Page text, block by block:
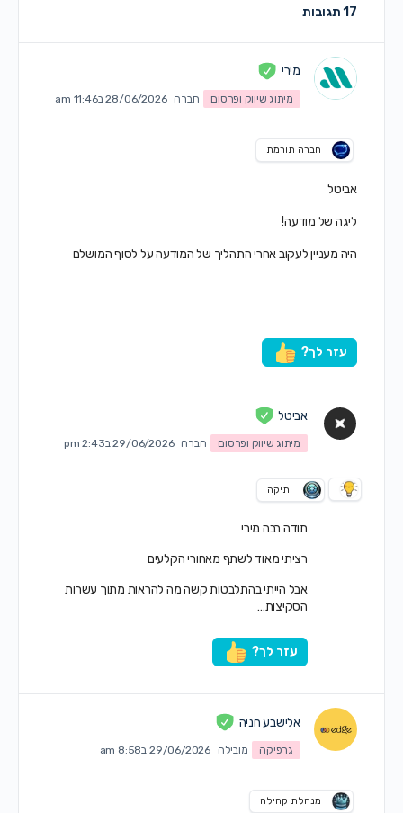
17 תגובות
מירי
מיתוג שיווק ופרסום חברה 28/06/2026 ב11:46 am
חברה תורמת
אביטל
ליגה של מודעה!
היה מעניין לעקוב אחרי התהליך של המודעה על לסוף המושלם
עזר לך?
אביטל
מיתוג שיווק ופרסום חברה 29/06/2026 ב2:43 pm
ותיקה
תודה רבה מירי
רציתי מאוד לשתף מאחורי הקלעים
אבל הייתי בהתלבטות קשה מה להראות מתוך עשרות
הסקיצות…
עזר לך?
אלישבע חניה
גרפיקה מובילה 29/06/2026 ב8:58 am
מנהלת קהילה